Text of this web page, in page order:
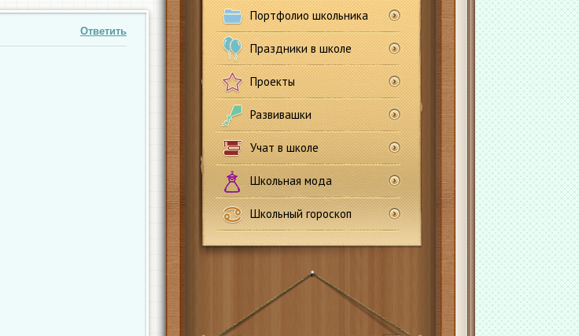
Портфолио школьника
Праздники в школе
Проекты
Развивашки
Учат в школе
Школьная мода
Школьный гороскоп
Ответить